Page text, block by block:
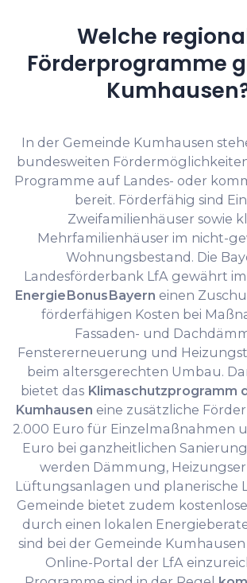
Welche
Förderprogramme
In der Gemeinde Kumhausen
bundesweiten
Programme auf Landes- oder
bereit. Förderfähig sind
Zweifamilienhäuser sowie
Mehrfamilienhäuser im nicht-
Wohnungsbestand. Die
Landesförderbank LfA gewährt
EnergieBonusBayern einen
förderfähigen Kosten bei
Fassaden- und
Fenstererneuerung und
beim altersgerechten Umbau.
bietet das Klimaschutzprogramm
Kumhausen eine zusätzliche
2.000 Euro für Einzelmaßnahmen
Euro bei ganzheitlichen
werden Dämmung,
Lüftungsanlagen und planerische
Gemeinde bietet zudem
durch einen lokalen
sind bei der Gemeinde
Online-Portal der LfA